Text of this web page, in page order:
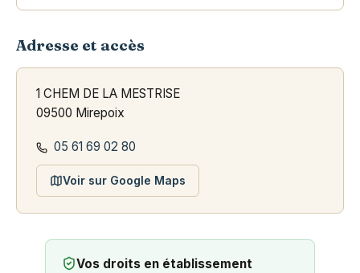
Adresse et accès
1 CHEM DE LA MESTRISE
09500 Mirepoix
05 61 69 02 80
Voir sur Google Maps
Vos droits en établissement